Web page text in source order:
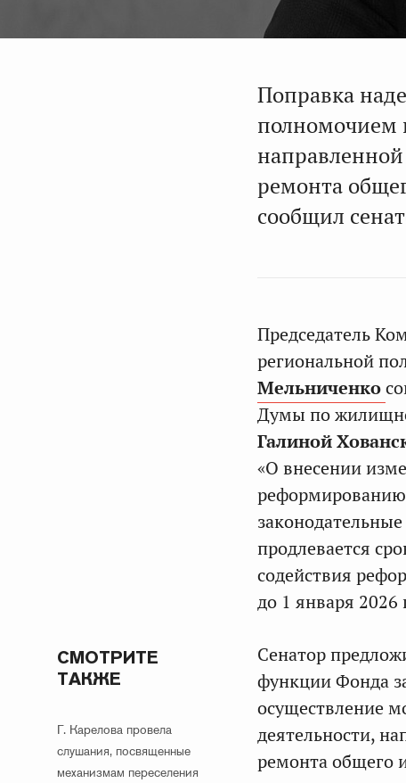
Поправка
полномочием
ремонта
сообщил
Председатель
региональной
Мельниченко
Думы по
Галиной
«О внесении
продлевается
содействия
до 1 января 2026
СМОТРИТЕ
ТАКЖЕ
Г. Карелова провела
слушания, посвященные
механизмам переселения
Сенатор
функции Фонда
осуществление
деятельности,
ремонта общего